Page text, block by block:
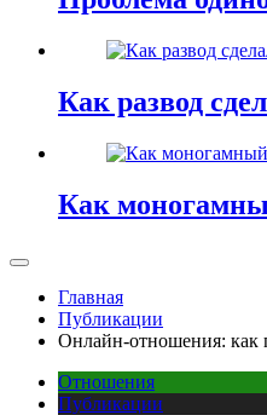
Как развод
Как
Главная
Публикации
Онлайн-отношения: как
Отношения
Публикации